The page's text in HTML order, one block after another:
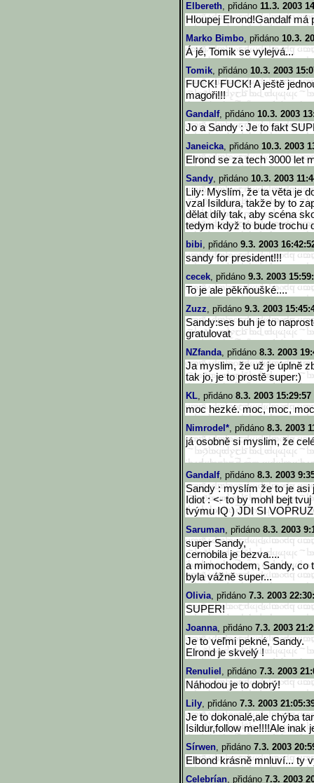
Elbereth, přidáno 11.3. 2003
Hloupej Elrond!Gandalf má
Marko Bimbo, přidáno 10.3.
Á jé, Tomik se vylejvá...
Tomik, přidáno 10.3. 2003
FUCK! FUCK! A ještě
magoři!!!
Gandalf, přidáno 10.3. 2003
Jo a Sandy : Je to fakt
Janeicka, přidáno 10.3. 2003
Elrond se za tech 3000 let
Sandy, přidáno 10.3. 2003
Lily: Myslím, že ta věta je
vzal Isildura, takže by to
dělat díly tak, aby scéna
tedym když to bude trochu
bibi, přidáno 9.3. 2003
sandy for president!!!
cecek, přidáno 9.3. 2003
To je ale pěkňoušké....
Zuzz, přidáno 9.3. 2003
Sandy:ses buh je to
gratulovat
NZfanda, přidáno 8.3. 2003
Ja myslim, že už je úplně
tak jo, je to prostě super:)
KL, přidáno 8.3. 2003 15:29:57
moc hezké. moc, moc,
Nimrodel*, přidáno 8.3. 2003
já osobně si myslim, že
Gandalf, přidáno 8.3. 2003
Sandy : myslím že to je asi
Idiot : <- to by mohl bejt
tvýmu IQ ) JDI SI
Saruman, přidáno 8.3. 2003
super Sandy,
cernobila je bezva....
a mimochodem, Sandy, co
byla vážně super...
Olivia, přidáno 7.3. 2003
SUPER!
Joanna, přidáno 7.3. 2003
Je to veľmi pekné, Sandy.
Elrond je skvelý !
Renuliel , přidáno 7.3. 2003
Náhodou je to dobrý!
Lily, přidáno 7.3. 2003
Je to dokonalé,ale chýba
Isildur,follow me!!!!Ale inak
Sírwen, přidáno 7.3. 2003
Elbond krásně mnluví... ty
Celebrían, přidáno 7.3. 2003